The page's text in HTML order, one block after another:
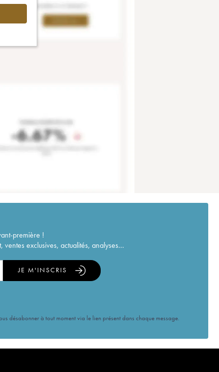
première !
exclusives, actualités, analyses...
JE M'INSCRIS
désabonner à tout moment via le lien présent dans chaque message.